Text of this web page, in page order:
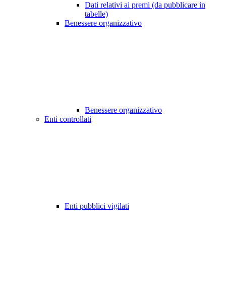
Dati relativi ai premi (da pubblicare in
tabelle)
Benessere organizzativo
Benessere organizzativo
Enti controllati
Enti pubblici vigilati